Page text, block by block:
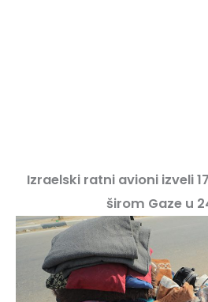
Izraelski ratni avioni izveli
širom Gaze u